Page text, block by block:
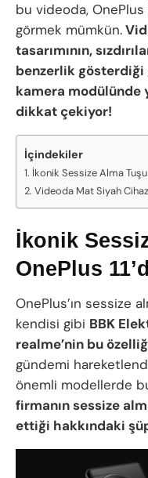
bu videoda, OnePlus
görmek mümkün.
tasarımının,
benzerlik gösterdiği
kamera modülünde
dikkat çekiyor!
İçindekiler
İkonik Sessize Alma Tuşu
Videoda Mat Siyah
İkonik
OnePlus
OnePlus’ın sessize
kendisi gibi BBK
realme’nin bu
gündemi
önemli modellerde
firmanın sessize
ettiği hakkındaki